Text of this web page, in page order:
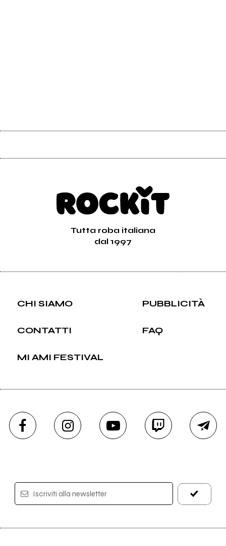
Tutta roba italiana
dal 1997
CHI SIAMO PUBBLICITÀ
CONTATTI FAQ
MI AMI FESTIVAL
Iscriviti alla newsletter